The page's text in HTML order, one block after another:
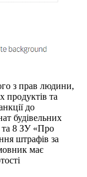
з прав людини,
продуктів та
до
будівельних
та 8 ЗУ «Про
штрафів за
має